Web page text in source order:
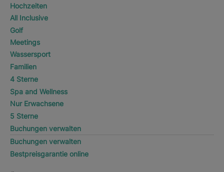
Hochzeiten
All Inclusive
Golf
Meetings
Wassersport
Familien
4 Sterne
Spa and Wellness
Nur Erwachsene
5 Sterne
Buchungen verwalten
Buchungen verwalten
Bestpreisgarantie online